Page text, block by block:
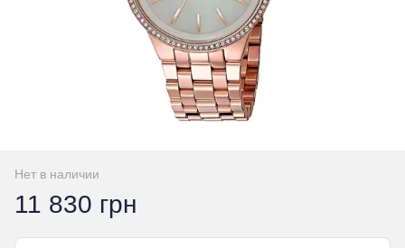
Нет в наличии
11 830 грн